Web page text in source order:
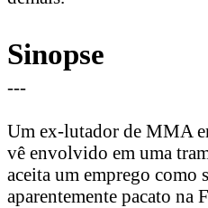
Sinopse
---
Um ex-lutador de MMA
vê envolvido em uma
aceita um emprego como
aparentemente pacato na